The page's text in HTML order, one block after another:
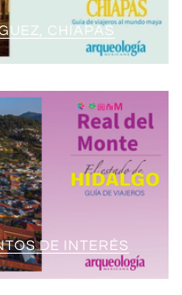
CHIAPAS
DE INTERÉS